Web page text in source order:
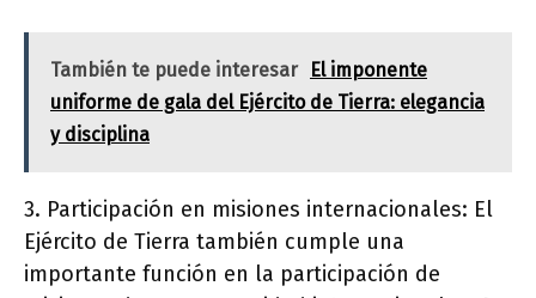
También te puede interesar
El imponente
uniforme de gala del Ejército de Tierra: elegancia
y disciplina
3. Participación en misiones internacionales: El
Ejército de Tierra también cumple una
importante función en la participación de